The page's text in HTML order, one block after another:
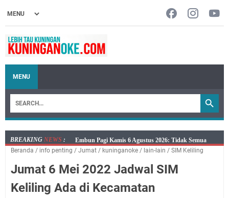
MENU
BREAKING NEWS :
Embun Pagi Kamis 6 Agustus 2026: Tidak Semua
Keterlambatan Berarti Kegagalan
Setiap Noda Ada Pembersihnya, Salat Bisa Menjadi
Kuningan Kamis 6 Agustus 2026
Beranda / info penting / Jumat / kuninganoke / lain-lain / SIM Keliling
Jumat 6 Mei 2022 Jadwal SIM
Keliling Ada di Kecamatan